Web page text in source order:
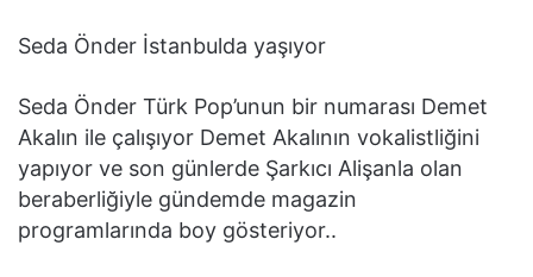
Seda Önder İstanbulda yaşıyor
Seda Önder Türk Pop’unun bir numarası Demet
Akalın ile çalışıyor Demet Akalının vokalistliğini
yapıyor ve son günlerde Şarkıcı Alişanla olan
beraberliğiyle gündemde magazin
programlarında boy gösteriyor..